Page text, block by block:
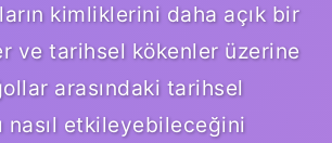
kimliklerini daha açık bir
ve tarihsel kökenler üzerine
arasındaki tarihsel
nasıl etkileyebileceğini